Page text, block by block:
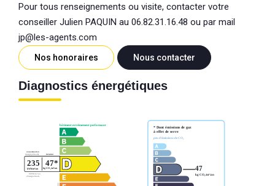
Pour tous renseignements ou visite, contacter votre
conseiller Julien PAQUIN au 06.82.31.16.48 ou par mail
jp@les-agents.com
Nos honoraires Nous contacter
Diagnostics énergétiques